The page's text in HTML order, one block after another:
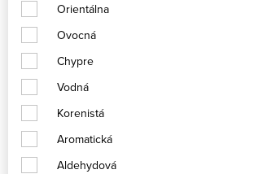
Orientálna
Ovocná
Chypre
Vodná
Korenistá
Aromatická
Aldehydová